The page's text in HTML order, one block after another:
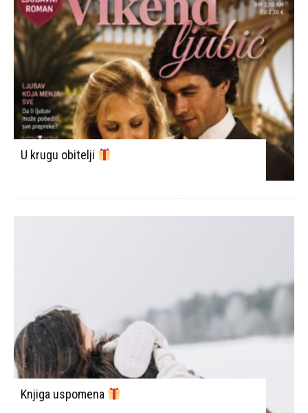
U krugu obitelji
Knjiga uspomena